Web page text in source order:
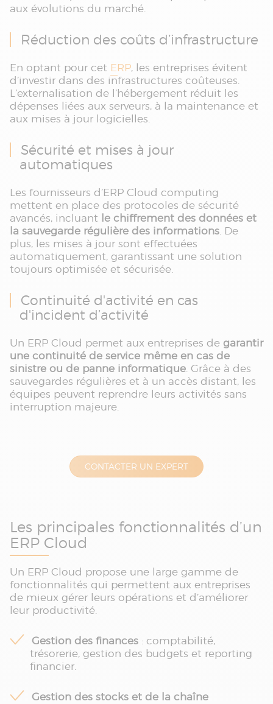
aux évolutions du marché.
Réduction des coûts d’infrastructure
En optant pour cet ERP, les entreprises évitent
d’investir dans des infrastructures coûteuses.
L’externalisation de l’hébergement réduit les
dépenses liées aux serveurs, à la maintenance et
aux mises à jour logicielles.
Sécurité et mises à jour
automatiques
Les fournisseurs d’ERP Cloud computing
mettent en place des protocoles de sécurité
avancés, incluant le chiffrement des données et
la sauvegarde régulière des informations. De
plus, les mises à jour sont effectuées
automatiquement, garantissant une solution
toujours optimisée et sécurisée.
Continuité d'activité en cas
d'incident d’activité
Un ERP Cloud permet aux entreprises de garantir
une continuité de service même en cas de
sinistre ou de panne informatique. Grâce à des
sauvegardes régulières et à un accès distant, les
équipes peuvent reprendre leurs activités sans
interruption majeure.
CONTACTER UN EXPERT
Les principales fonctionnalités d’un
ERP Cloud
Un ERP Cloud propose une large gamme de
fonctionnalités qui permettent aux entreprises
de mieux gérer leurs opérations et d’améliorer
leur productivité.
Gestion des finances : comptabilité,
trésorerie, gestion des budgets et reporting
financier.
Gestion des stocks et de la chaîne